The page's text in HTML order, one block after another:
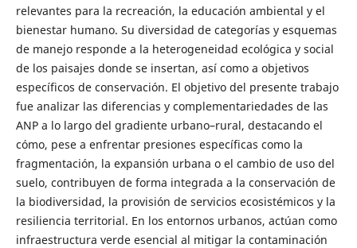
relevantes para la recreación, la educación ambiental y el
bienestar humano. Su diversidad de categorías y esquemas
de manejo responde a la heterogeneidad ecológica y social
de los paisajes donde se insertan, así como a objetivos
específicos de conservación. El objetivo del presente trabajo
fue analizar las diferencias y complementariedades de las
ANP a lo largo del gradiente urbano–rural, destacando el
cómo, pese a enfrentar presiones específicas como la
fragmentación, la expansión urbana o el cambio de uso del
suelo, contribuyen de forma integrada a la conservación de
la biodiversidad, la provisión de servicios ecosistémicos y la
resiliencia territorial. En los entornos urbanos, actúan como
infraestructura verde esencial al mitigar la contaminación